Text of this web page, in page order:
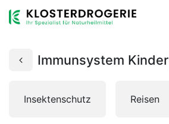
Immunsystem Kinder
Insektenschutz Reisen